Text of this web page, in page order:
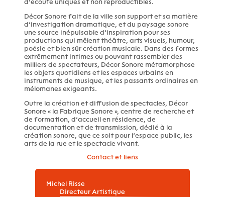
d’écoute uniques et non reproductibles.
Décor Sonore fait de la ville son support et sa matière
d’investigation dramatique, et du paysage sonore
une source inépuisable d’inspiration pour ses
productions qui mêlent théâtre, arts visuels, humour,
poésie et bien sûr création musicale. Dans des formes
extrêmement intimes ou pouvant rassembler des
milliers de spectateurs, Décor Sonore métamorphose
les objets quotidiens et les espaces urbains en
instruments de musique, et les passants ordinaires en
mélomanes exigeants.
Outre la création et diffusion de spectacles, Décor
Sonore « la Fabrique Sonore », centre de recherche et
de formation, d’accueil en résidence, de
documentation et de transmission, dédié à la
création sonore, que ce soit pour l’espace public, les
arts de la rue et le spectacle vivant.
Contact et liens
Michel Risse
Directeur Artistique